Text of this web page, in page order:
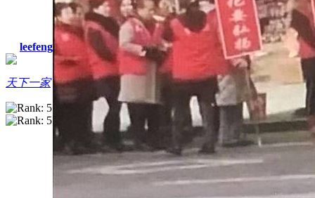
leefeng
天下一家